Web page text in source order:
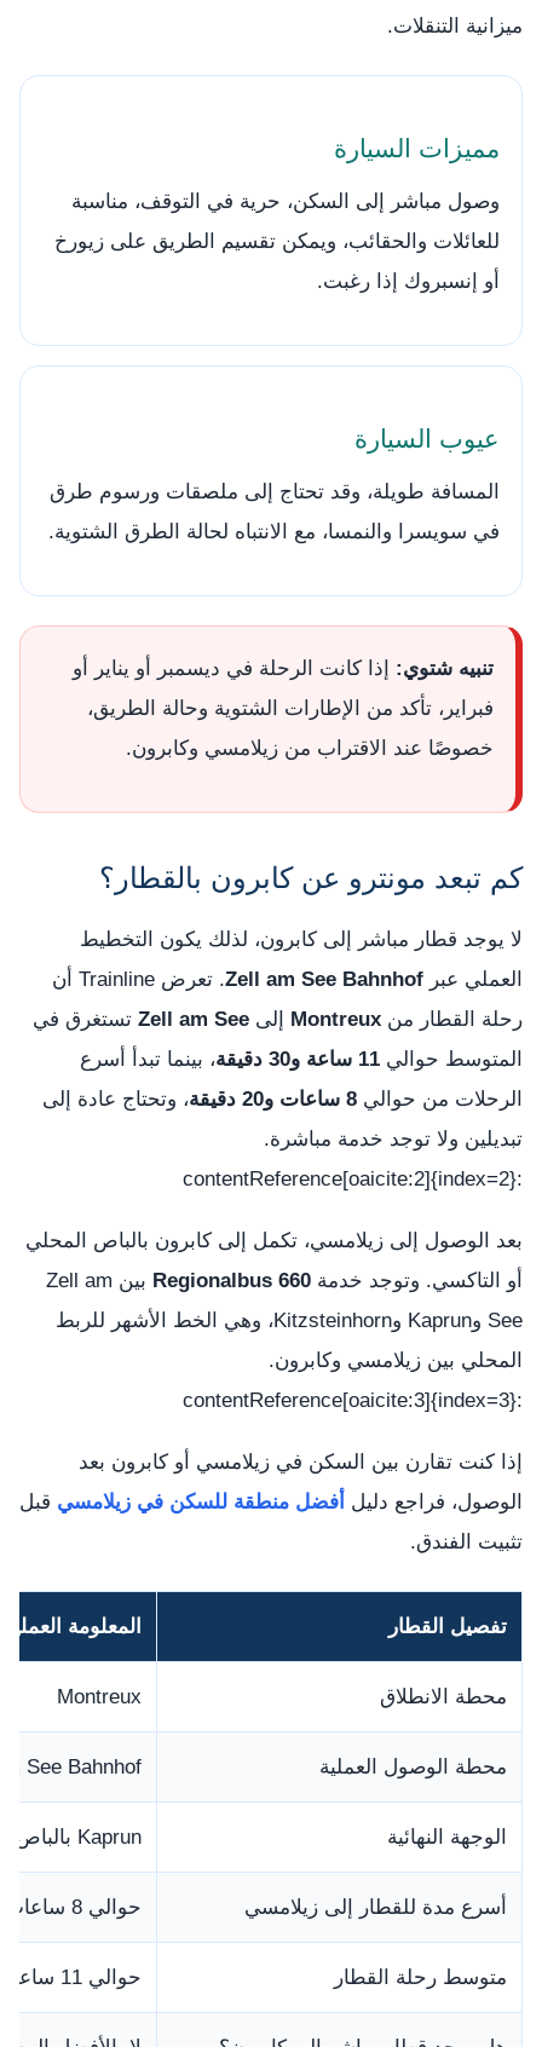
ميزانية التنقلات.
مميزات السيارة
وصول مباشر إلى السكن، حرية في التوقف، مناسبة
للعائلات والحقائب، ويمكن تقسيم الطريق على زيورخ
أو إنسبروك إذا رغبت.
عيوب السيارة
المسافة طويلة، وقد تحتاج إلى ملصقات ورسوم طرق
في سويسرا والنمسا، مع الانتباه لحالة الطرق الشتوية.
تنبيه شتوي: إذا كانت الرحلة في ديسمبر أو يناير أو
فبراير، تأكد من الإطارات الشتوية وحالة الطريق،
خصوصًا عند الاقتراب من زيلامسي وكابرون.
كم تبعد مونترو عن كابرون بالقطار؟
لا يوجد قطار مباشر إلى كابرون، لذلك يكون التخطيط
العملي عبر Zell am See Bahnhof
. تعرض Trainline أن
رحلة القطار من Montreux إلى Zell am See تستغرق في
المتوسط حوالي 11 ساعة و30 دقيقة
، بينما تبدأ أسرع
الرحلات من حوالي 8 ساعات و20 دقيقة
، وتحتاج عادة إلى
تبديلين ولا توجد خدمة مباشرة.
:contentReference[oaicite:2]{index=2}
بعد الوصول إلى زيلامسي، تكمل إلى كابرون بالباص المحلي
أو التاكسي. وتوجد خدمة Regionalbus 660
بين Zell am
See وKaprun وKitzsteinhorn، وهي الخط الأشهر للربط
المحلي بين زيلامسي وكابرون.
:contentReference[oaicite:3]{index=3}
إذا كنت تقارن بين السكن في زيلامسي أو كابرون بعد
الوصول، فراجع دليل أفضل منطقة للسكن في زيلامسي قبل
تثبيت الفندق.
تفصيل القطار المعلومة العملية
محطة الانطلاق Montreux
محطة الوصول العملية See Bahnhof
الوجهة النهائية Kaprun بالباص المحلي أو التاكسي
أسرع مدة للقطار إلى زيلامسي حوالي 8 ساعات و20 دقيقة في بعض الجداول
متوسط رحلة القطار حوالي 11 ساعة و30 دقيقة تقريبًا